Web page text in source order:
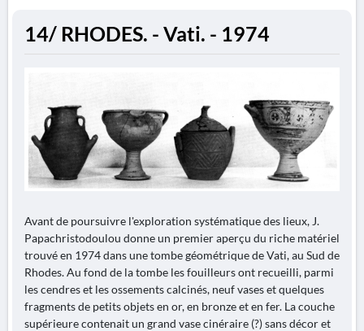
14/ RHODES. - Vati. - 1974
Avant de poursuivre l'exploration systématique des lieux, J.
Papachristodoulou donne un premier aperçu du riche matériel
trouvé en 1974 dans une tombe géométrique de Vati, au Sud de
Rhodes. Au fond de la tombe les fouilleurs ont recueilli, parmi
les cendres et les ossements calcinés, neuf vases et quelques
fragments de petits objets en or, en bronze et en fer. La couche
supérieure contenait un grand vase cinéraire (?) sans décor et